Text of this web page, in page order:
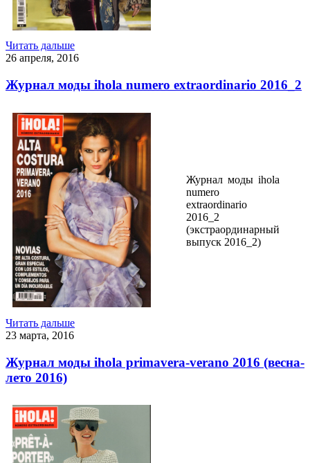
Читать дальше
26 апреля, 2016
Журнал моды ihola numero extraordinario 2016_2
Журнал моды ihola
numero
extraordinario
2016_2
(экстраординарный
выпуск 2016_2)
Читать дальше
23 марта, 2016
Журнал моды ihola primavera-verano 2016 (весна-
лето 2016)